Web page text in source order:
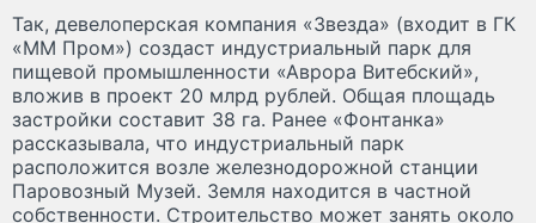
Так, девелоперская компания «Звезда» (входит в ГК
«ММ Пром») создаст индустриальный парк для
пищевой промышленности «Аврора Витебский»,
вложив в проект 20 млрд рублей. Общая площадь
застройки составит 38 га. Ранее «Фонтанка»
рассказывала, что индустриальный парк
расположится возле железнодорожной станции
Паровозный Музей. Земля находится в частной
собственности. Строительство может занять около